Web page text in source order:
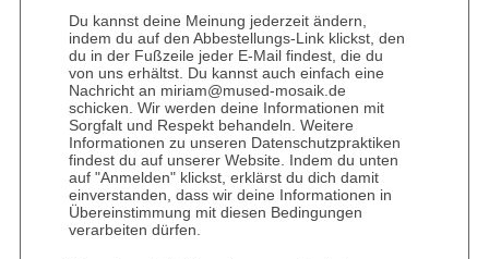
Du kannst deine Meinung jederzeit ändern,
indem du auf den Abbestellungs-Link klickst, den
du in der Fußzeile jeder E-Mail findest, die du
von uns erhältst. Du kannst auch einfach eine
Nachricht an miriam@mused-mosaik.de
schicken. Wir werden deine Informationen mit
Sorgfalt und Respekt behandeln. Weitere
Informationen zu unseren Datenschutzpraktiken
findest du auf unserer Website. Indem du unten
auf "Anmelden" klickst, erklärst du dich damit
einverstanden, dass wir deine Informationen in
Übereinstimmung mit diesen Bedingungen
verarbeiten dürfen.